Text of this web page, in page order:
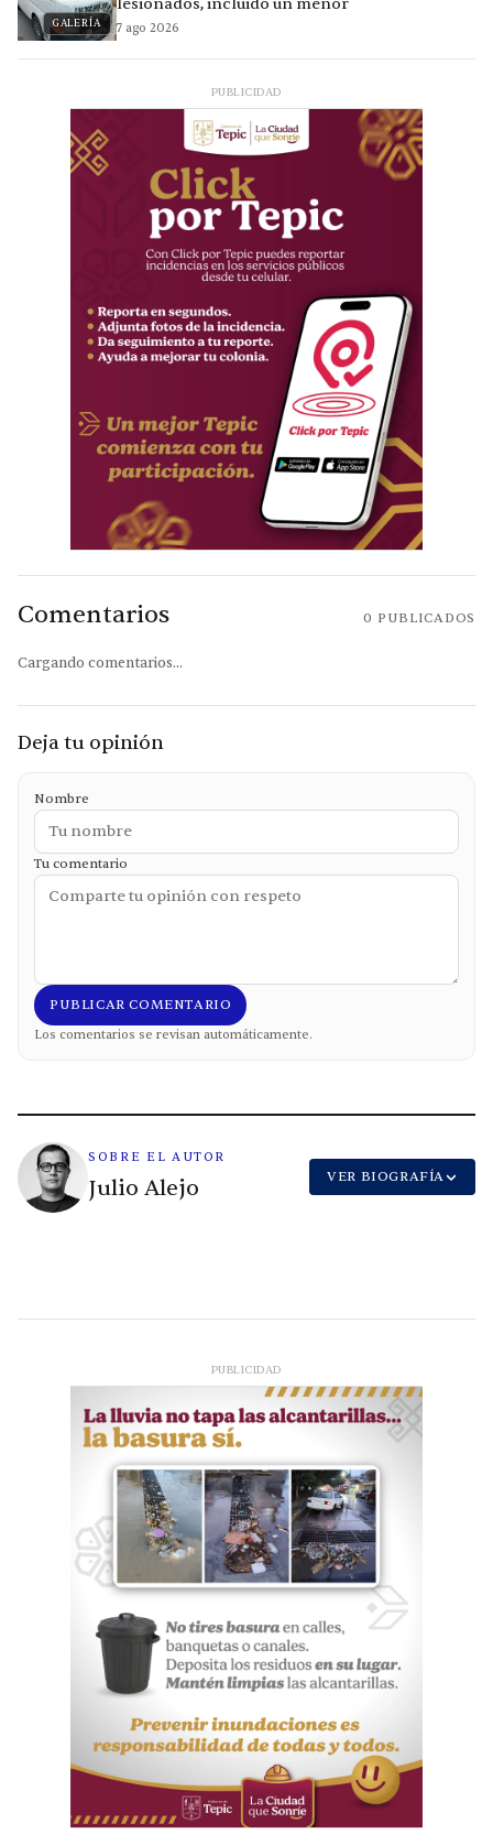
GALERÍA
lesionados, incluido un menor
7 ago 2026
PUBLICIDAD
Comentarios 0 PUBLICADOS
Cargando comentarios...
Deja tu opinión
Nombre
Tu comentario
PUBLICAR COMENTARIO
Los comentarios se revisan automáticamente.
SOBRE EL AUTOR
Julio Alejo VER BIOGRAFÍA
PUBLICIDAD